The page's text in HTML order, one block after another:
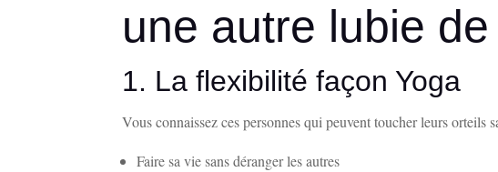
une autre lubie
1. La flexibilité façon Yoga
Vous connaissez ces personnes qui peuvent toucher leurs
Faire sa vie sans déranger les autres